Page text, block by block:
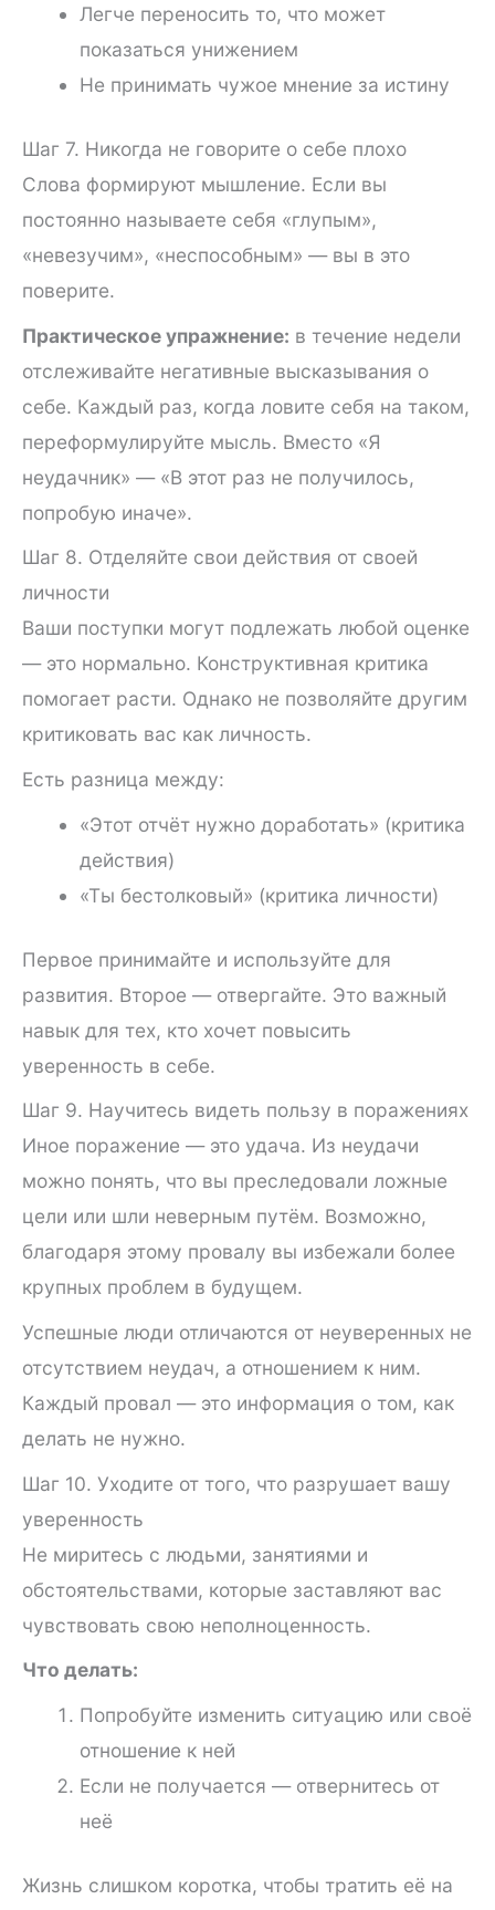
Легче переносить то, что может
показаться унижением
Не принимать чужое мнение за истину
Шаг 7. Никогда не говорите о себе плохо
Слова формируют мышление. Если вы
постоянно называете себя «глупым»,
«невезучим», «неспособным» — вы в это
поверите.
Практическое упражнение: в течение недели
отслеживайте негативные высказывания о
себе. Каждый раз, когда ловите себя на таком,
переформулируйте мысль. Вместо «Я
неудачник» — «В этот раз не получилось,
попробую иначе».
Шаг 8. Отделяйте свои действия от своей
личности
Ваши поступки могут подлежать любой оценке
— это нормально. Конструктивная критика
помогает расти. Однако не позволяйте другим
критиковать вас как личность.
Есть разница между:
«Этот отчёт нужно доработать» (критика
действия)
«Ты бестолковый» (критика личности)
Первое принимайте и используйте для
развития. Второе — отвергайте. Это важный
навык для тех, кто хочет повысить
уверенность в себе.
Шаг 9. Научитесь видеть пользу в поражениях
Иное поражение — это удача. Из неудачи
можно понять, что вы преследовали ложные
цели или шли неверным путём. Возможно,
благодаря этому провалу вы избежали более
крупных проблем в будущем.
Успешные люди отличаются от неуверенных не
отсутствием неудач, а отношением к ним.
Каждый провал — это информация о том, как
делать не нужно.
Шаг 10. Уходите от того, что разрушает вашу
уверенность
Не миритесь с людьми, занятиями и
обстоятельствами, которые заставляют вас
чувствовать свою неполноценность.
Что делать:
Попробуйте изменить ситуацию или своё
отношение к ней
Если не получается — отвернитесь от
неё
Жизнь слишком коротка, чтобы тратить её на